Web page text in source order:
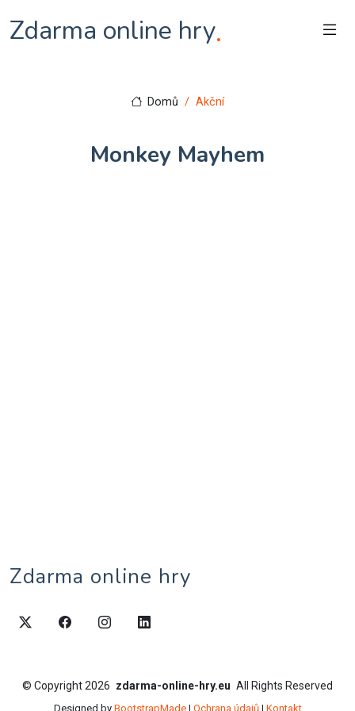
Zdarma online hry.
Domů Akční
Monkey Mayhem
Zdarma online hry
© Copyright2026 zdarma-online-hry.eu All Rights Reserved
Designed by BootstrapMade| Ochrana údajů| Kontakt